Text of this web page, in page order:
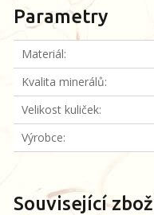
Parametry
Materiál
Kvalita minerálů
Velikost kuliček
Výrobce
Související